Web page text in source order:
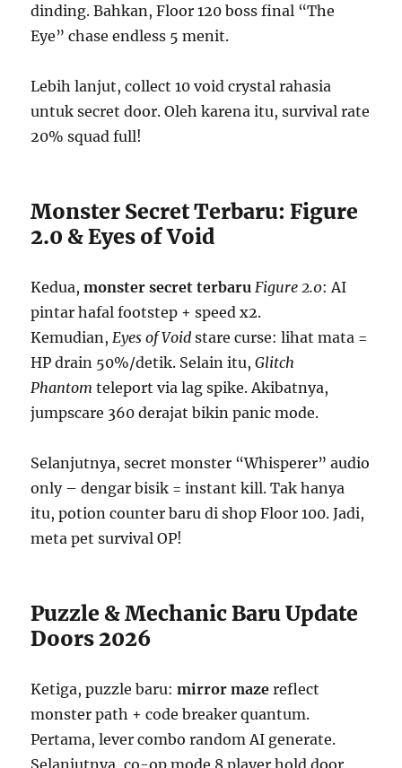
dinding. Bahkan, Floor 120 boss final “The
Eye” chase endless 5 menit.
Lebih lanjut, collect 10 void crystal rahasia
untuk secret door. Oleh karena itu, survival rate
20% squad full!
Monster Secret Terbaru: Figure
2.0 & Eyes of Void
Kedua,monster secret terbaru Figure 2.0: AI
pintar hafal footstep + speed x2.
Kemudian, Eyes of Void stare curse: lihat mata =
HP drain 50%/detik. Selain itu,Glitch
Phantom teleport via lag spike. Akibatnya,
jumpscare 360 derajat bikin panic mode.
Selanjutnya, secret monster “Whisperer” audio
only – dengar bisik = instant kill. Tak hanya
itu, potion counter baru di shop Floor 100. Jadi,
meta pet survival OP!
Puzzle & Mechanic Baru Update
Doors 2026
Ketiga, puzzle baru:mirror maze reflect
monster path + code breaker quantum.
Pertama, lever combo random AI generate.
Selanjutnya, co-op mode 8 player hold door